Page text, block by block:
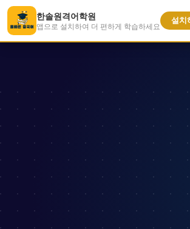
+82 1800-9069
한솔원격어학원
한솔원격어학원
앱으로 설치하여 더 편하게 학습하세요
설치